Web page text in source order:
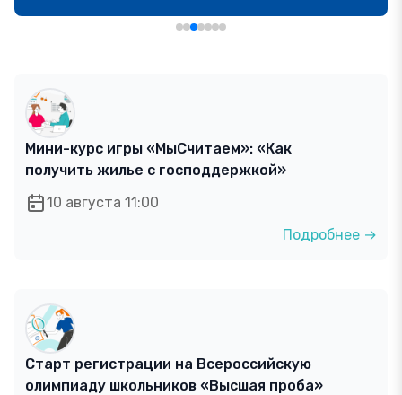
Мини-курс игры «МыСчитаем»: «Как
получить жилье с господдержкой»
10 августа 11:00
Подробнее →
Старт регистрации на Всероссийскую
олимпиаду школьников «Высшая проба»